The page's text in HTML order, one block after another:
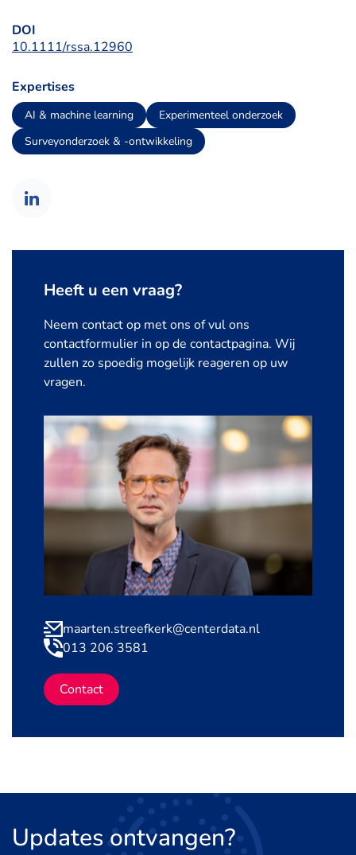
DOI
10.1111/rssa.12960
Expertises
AI & machine learning
Experimenteel onderzoek
Surveyonderzoek & -ontwikkeling
Heeft u een vraag?
Neem contact op met ons of vul ons
contactformulier in op de contactpagina. Wij
zullen zo spoedig mogelijk reageren op uw
vragen.
maarten.streefkerk@centerdata.nl
013 206 3581
Contact
Updates ontvangen?